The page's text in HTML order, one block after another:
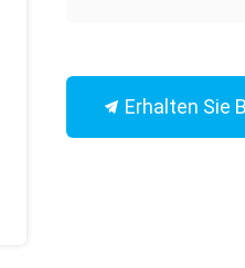
Erhalten Sie